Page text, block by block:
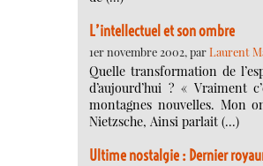
L’intellectuel et son ombre
1er novembre 2002, parLaurent
Quelle transformation de
d’aujourd’hui ? « Vraiment
montagnes nouvelles. Mon
Nietzsche, Ainsi parlait (…)
Ultime nostalgie : Dernier